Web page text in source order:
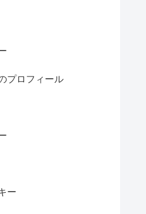
プロフィール
ー